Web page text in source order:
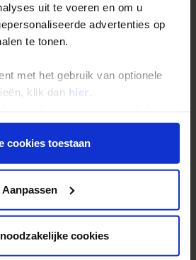
uit te voeren en om u
advertenties op
te tonen.
met het gebruik van optionele
klik dan hier
elk gewenst moment voor de
cookies toestaan
Aanpassen
cookies